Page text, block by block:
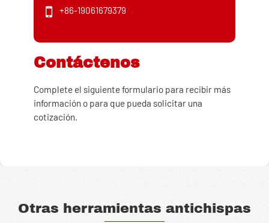
+86-19061679379
Contáctenos
Complete el siguiente formulario para recibir más
información o para que pueda solicitar una
cotización.
Otras herramientas antichispas